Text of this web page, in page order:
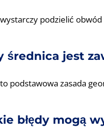
podzielić
średnica jest
podstawowa zasada
błędy mogą